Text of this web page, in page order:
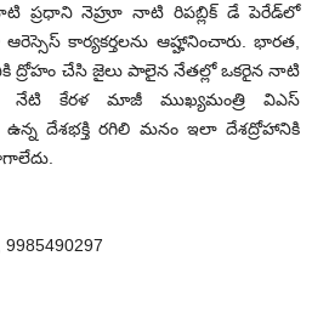
ప్రధాని నెహ్రూ నాటి రిపబ్లిక్ డే పెరేడ్‌లో
కార్యకర్తలను ఆహ్హానించారు. భారత,
చేసి జైలు పాలైన నేతల్లో ఒకరైన నాటి
నేటి కేరళ మాజీ ముఖ్యమంత్రి విఎస్
దేశభక్తి రగిలి మనం ఇలా దేశద్రోహానికి
9985490297